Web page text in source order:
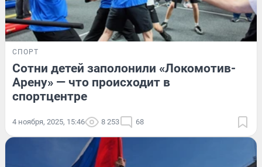
СПОРТ
Сотни детей заполонили «Локомотив-
Арену» — что происходит в
спортцентре
4 ноября, 2025, 15:46 8 253 68